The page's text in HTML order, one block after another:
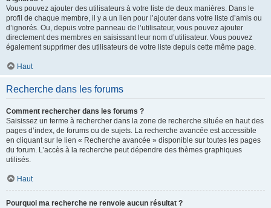
Vous pouvez ajouter des utilisateurs à votre liste de deux manières. Dans le
profil de chaque membre, il y a un lien pour l’ajouter dans votre liste d’amis ou
d’ignorés. Ou, depuis votre panneau de l’utilisateur, vous pouvez ajouter
directement des membres en saisissant leur nom d’utilisateur. Vous pouvez
également supprimer des utilisateurs de votre liste depuis cette même page.
Haut
Recherche dans les forums
Comment rechercher dans les forums ?
Saisissez un terme à rechercher dans la zone de recherche située en haut des
pages d’index, de forums ou de sujets. La recherche avancée est accessible
en cliquant sur le lien « Recherche avancée » disponible sur toutes les pages
du forum. L’accès à la recherche peut dépendre des thèmes graphiques
utilisés.
Haut
Pourquoi ma recherche ne renvoie aucun résultat ?